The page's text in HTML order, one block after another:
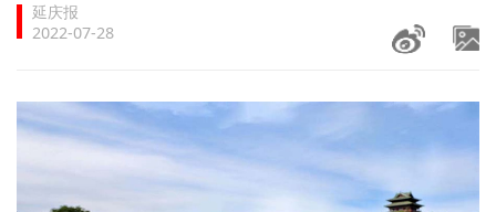
文明实践
未成年人思想道德建设
延庆报
2022-07-28